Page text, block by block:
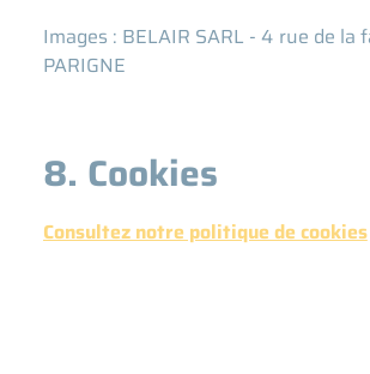
Images : BELAIR SARL - 4 rue de la
PARIGNE
8. Cookies
Consultez notre politique de cookies